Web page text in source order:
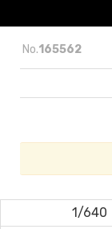
No.165562
1/640